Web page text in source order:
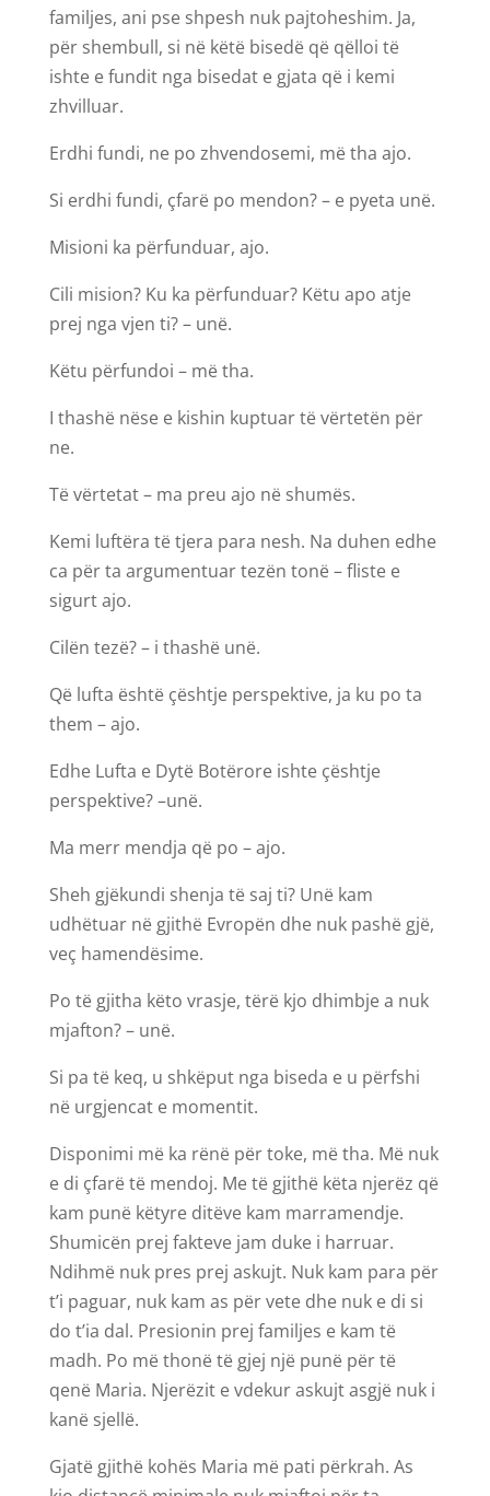
familjes, ani pse shpesh nuk pajtoheshim. Ja,
për shembull, si në këtë bisedë që qëlloi të
ishte e fundit nga bisedat e gjata që i kemi
zhvilluar.
Erdhi fundi, ne po zhvendosemi, më tha ajo.
Si erdhi fundi, çfarë po mendon? – e pyeta unë.
Misioni ka përfunduar, ajo.
Cili mision? Ku ka përfunduar? Këtu apo atje
prej nga vjen ti? – unë.
Këtu përfundoi – më tha.
I thashë nëse e kishin kuptuar të vërtetën për
ne.
Të vërtetat – ma preu ajo në shumës.
Kemi luftëra të tjera para nesh. Na duhen edhe
ca për ta argumentuar tezën tonë – fliste e
sigurt ajo.
Cilën tezë? – i thashë unë.
Që lufta është çështje perspektive, ja ku po ta
them – ajo.
Edhe Lufta e Dytë Botërore ishte çështje
perspektive? –unë.
Ma merr mendja që po – ajo.
Sheh gjëkundi shenja të saj ti? Unë kam
udhëtuar në gjithë Evropën dhe nuk pashë gjë,
veç hamendësime.
Po të gjitha këto vrasje, tërë kjo dhimbje a nuk
mjafton? – unë.
Si pa të keq, u shkëput nga biseda e u përfshi
në urgjencat e momentit.
Disponimi më ka rënë për toke, më tha. Më nuk
e di çfarë të mendoj. Me të gjithë këta njerëz që
kam punë këtyre ditëve kam marramendje.
Shumicën prej fakteve jam duke i harruar.
Ndihmë nuk pres prej askujt. Nuk kam para për
t’i paguar, nuk kam as për vete dhe nuk e di si
do t’ia dal. Presionin prej familjes e kam të
madh. Po më thonë të gjej një punë për të
qenë Maria. Njerëzit e vdekur askujt asgjë nuk i
kanë sjellë.
Gjatë gjithë kohës Maria më pati përkrah. As